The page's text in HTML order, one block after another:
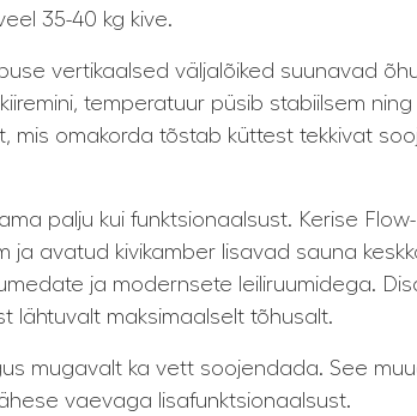
35-40 kg kive.
vertikaalsed väljalõiked suunavad
temperatuur püsib stabiilsem ning
omakorda tõstab küttest tekkivat
palju kui funktsionaalsust. Kerise Flow-
ja avatud kivikamber lisavad sauna
ja modernsete leiliruumidega.
lähtuvalt maksimaalselt tõhusalt.
mugavalt ka vett soojendada. See
vaevaga lisafunktsionaalsust.